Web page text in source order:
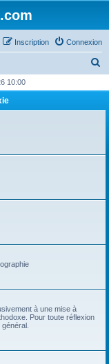
Connexion
Inscription
h
10:00
à une mise à
Pour toute réflexion